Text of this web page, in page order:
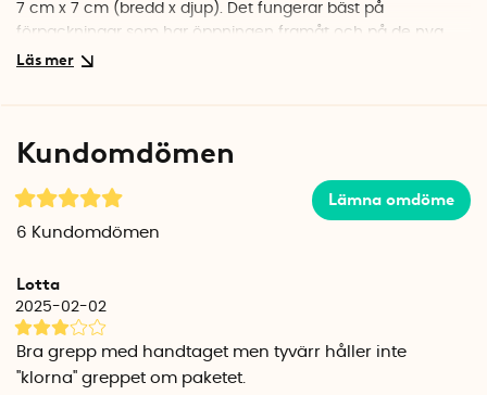
7 cm x 7 cm (bredd x djup). Det fungerar bäst på
förpackningar som har öppningen framåt och på de nya
förpackningarna som har ett skruvlock på sidan. Handtaget
OBS! Skickas i blandade färger: vit, blå och röd.
Passar standardförpackningar som är ca 7 cm x 7 cm
(bredd x djup)
Kundomdömen
Lämna omdöme
6 Kundomdömen
Lotta
2025-02-02
Bra grepp med handtaget men tyvärr håller inte
''klorna'' greppet om paketet.